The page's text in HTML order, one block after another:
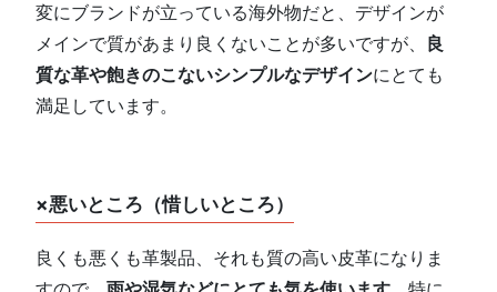
変にブランドが立っている海外物だと、デザインが
メインで質があまり良くないことが多いですが、 良
質な革や飽きのこないシンプルなデザインにとても
満足しています。
×悪いところ（惜しいところ）
良くも悪くも革製品、それも質の高い皮革になりま